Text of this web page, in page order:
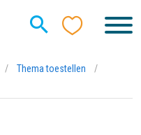
/ Thema toestellen
/